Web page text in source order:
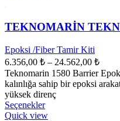
varyasyonu
Seçenekler
ürün
sayfasından
seçilebilir
TEKNOMARİN
Epoksi /Fiber Tamir Kiti
6.356,00 ₺ – 24.562,00 ₺Fiyat
Teknomarin 1580 Barrier
kalınlığa sahip bir epoksi
yüksek direnç
SeçeneklerBu
ürünün
Quick view